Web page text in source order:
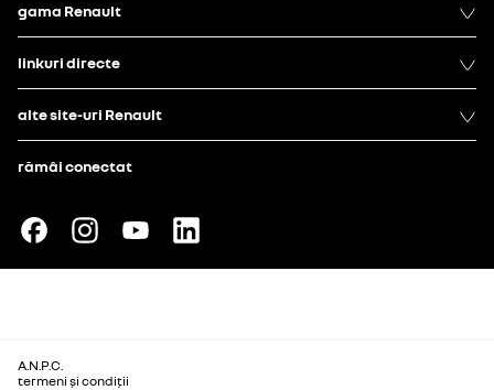
gama Renault
linkuri directe
alte site-uri Renault
rămâi conectat
A.N.P.C.
termeni și condiții